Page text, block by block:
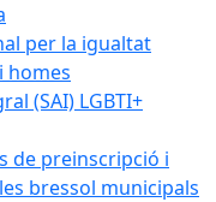
per la igualtat
homes
(SAI) LGBTI+
de preinscripció i
bressol municipals